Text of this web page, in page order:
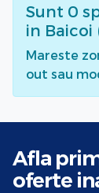
Sunt 0
in Baicoi
Mareste
out sau
Afla
oferte